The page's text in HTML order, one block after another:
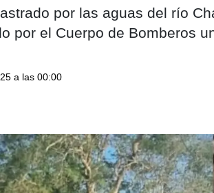
por las aguas del río
por el Cuerpo de Bomberos
a las 00:00